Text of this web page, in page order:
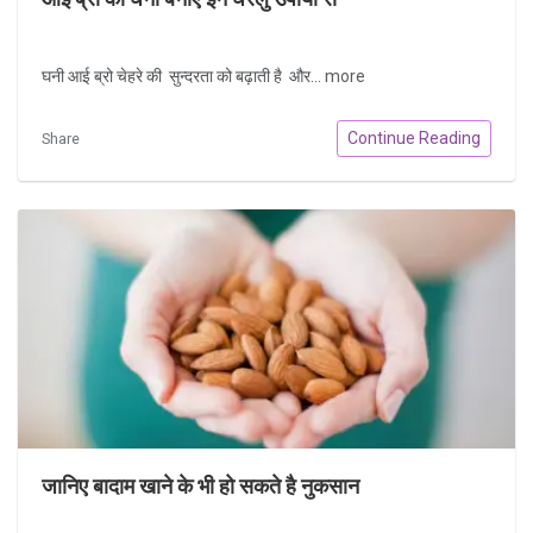
घनी आई ब्रो चेहरे की सुन्दरता को बढ़ाती है और... more
Share Continue Reading
जानिए बादाम खाने के भी हो सकते है नुकसान